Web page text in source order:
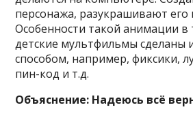
персонажа, разукрашивают
Особенности такой анимации в
детские мультфильмы сделаны
способом, например, фиксики,
пин-код и т.д.
Объяснение: Надеюсь всё